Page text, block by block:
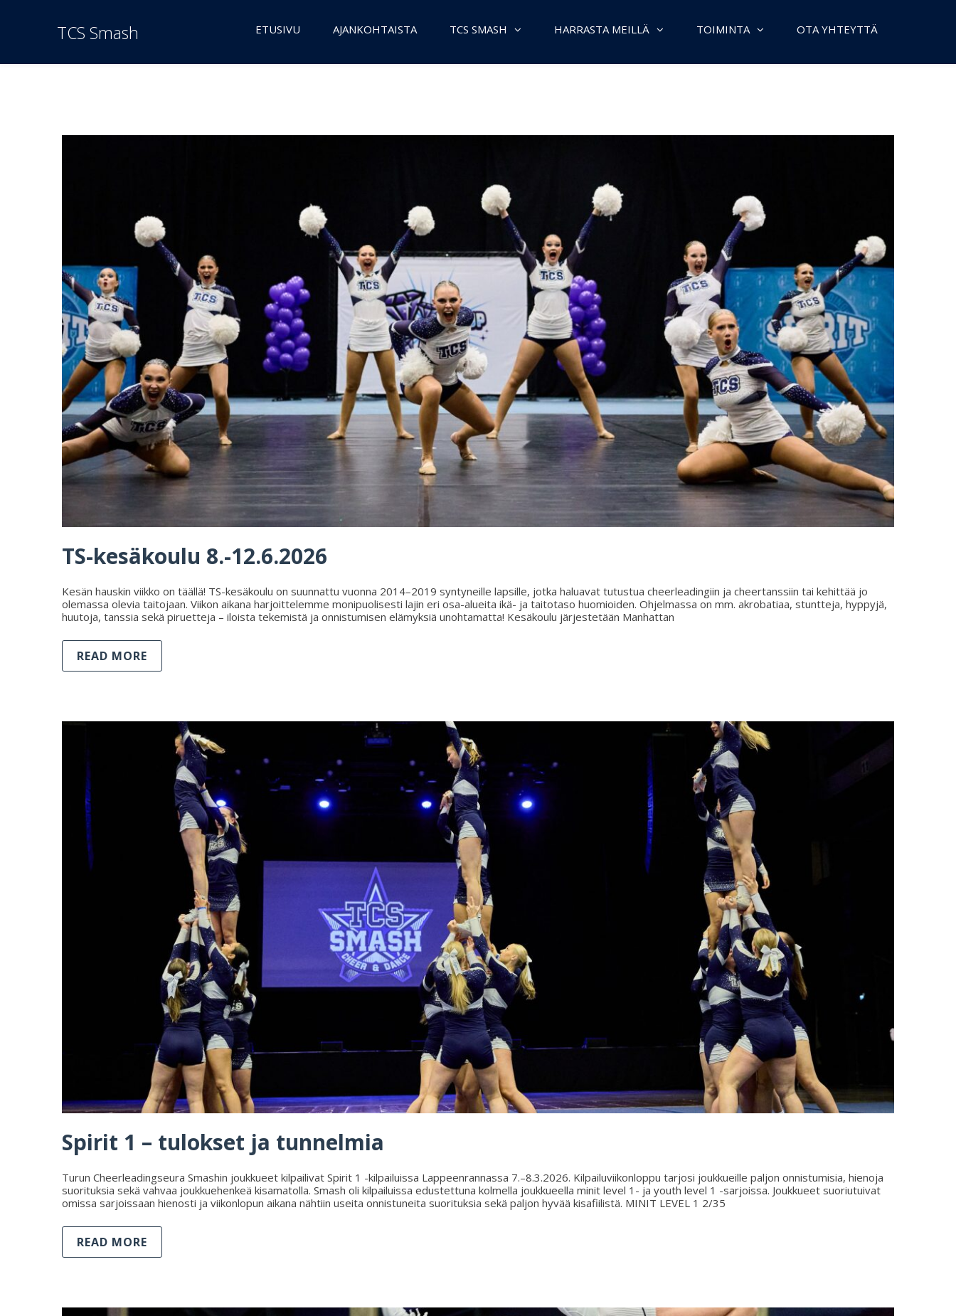
TCS Smash ETUSIVU AJANKOHTAISTA TCS SMASH HARRASTA MEILLÄ TOIMINTA OTA YHTEYTTÄ
TS-kesäkoulu 8.-12.6.2026
Kesän hauskin viikko on täällä! TS-kesäkoulu on suunnattu vuonna 2014–2019 syntyneille lapsille, jotka haluavat tutustua cheerleadingiin ja cheertanssiin tai kehittää jo
olemassa olevia taitojaan. Viikon aikana harjoittelemme monipuolisesti lajin eri osa-alueita ikä- ja taitotaso huomioiden. Ohjelmassa on mm. akrobatiaa, stuntteja, hyppyjä,
huutoja, tanssia sekä piruetteja – iloista tekemistä ja onnistumisen elämyksiä unohtamatta! Kesäkoulu järjestetään Manhattan
READ MORE
Spirit 1 – tulokset ja tunnelmia
Turun Cheerleadingseura Smashin joukkueet kilpailivat Spirit 1 -kilpailuissa Lappeenrannassa 7.–8.3.2026. Kilpailuviikonloppu tarjosi joukkueille paljon onnistumisia, hienoja
suorituksia sekä vahvaa joukkuehenkeä kisamatolla. Smash oli kilpailuissa edustettuna kolmella joukkueella minit level 1- ja youth level 1 -sarjoissa. Joukkueet suoriutuivat
omissa sarjoissaan hienosti ja viikonlopun aikana nähtiin useita onnistuneita suorituksia sekä paljon hyvää kisafiilistä. MINIT LEVEL 1 2/35
READ MORE